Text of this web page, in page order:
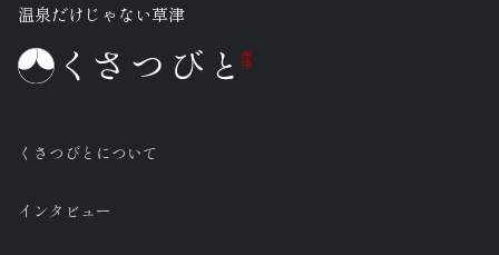
温泉だけじゃない草津
くさつびとについて
インタビュー